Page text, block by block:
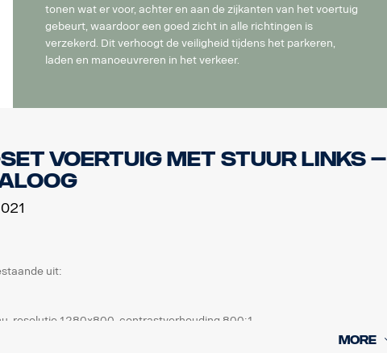
tonen wat er voor, achter en aan de zijkanten van het voertuig
gebeurt, waardoor een goed zicht in alle richtingen is
verzekerd. Dit verhoogt de veiligheid tijdens het parkeren,
laden en manoeuvreren in het verkeer.
set voertuig met stuur links –
uit:
resolutie 1280x800, contrastverhouding 800:1
openingshoek van 185°, 0,2 lux